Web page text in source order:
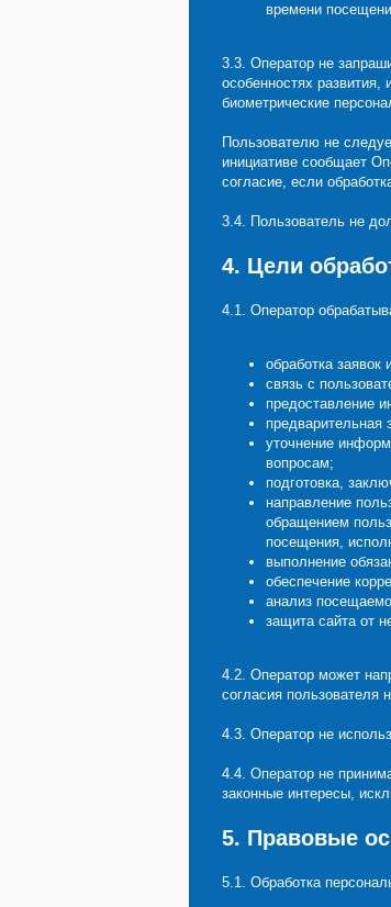
времени
3.3. Оператор не
особенностях
биометрические
Пользователю не
инициативе сообщает
согласие, если
3.4. Пользователь не
4. Цели
4.1. Оператор
обработка заявок
связь с
предоставление
предварительная
уточнение
вопросам;
подготовка,
направление
обращением
посещения,
выполнение
обеспечение
анализ
защита сайта от
4.2. Оператор может
согласия пользователя
4.3. Оператор не
4.4. Оператор не
законные интересы,
5. Правовые
5.1. Обработка